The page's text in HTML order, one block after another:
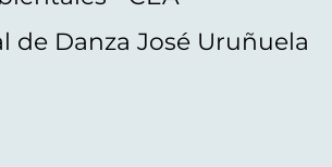
de Danza José Uruñuela